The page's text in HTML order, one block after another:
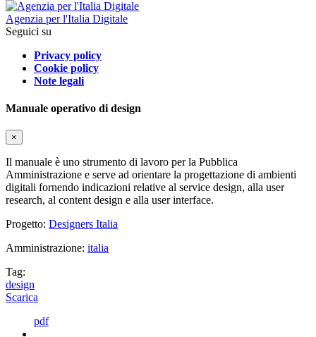
Agenzia per l'Italia Digitale
Seguici su
Privacy policy
Cookie policy
Note legali
Manuale operativo di design
×
Il manuale è uno strumento di lavoro per la Pubblica
Amministrazione e serve ad orientare la progettazione di ambienti
digitali fornendo indicazioni relative al service design, alla user
research, al content design e alla user interface.
Progetto: Designers Italia
Amministrazione: italia
Tag:
design
Scarica
pdf